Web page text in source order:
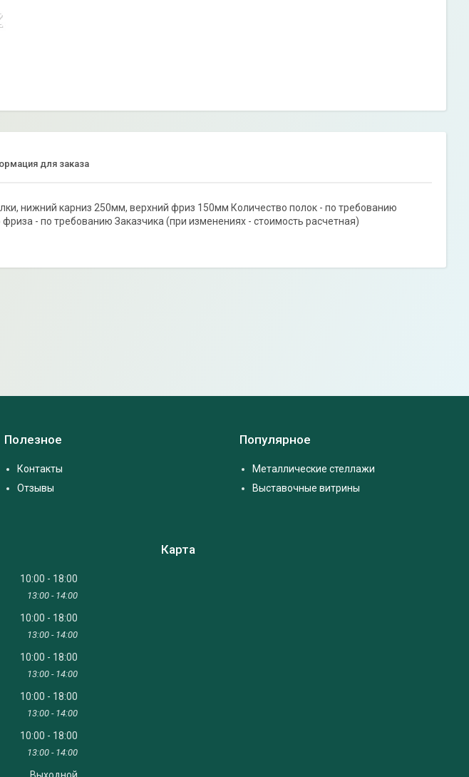
для заказа
нижний карниз 250мм, верхний фриз 150мм Количество полок - по требованию
- по требованию Заказчика (при изменениях - стоимость расчетная)
Полезное
Контакты
Отзывы
Популярное
Металлические стеллажи
Выставочные витрины
10:00 18:00
13:00 14:00
10:00 18:00
13:00 14:00
10:00 18:00
13:00 14:00
10:00 18:00
13:00 14:00
10:00 18:00
13:00 14:00
Карта